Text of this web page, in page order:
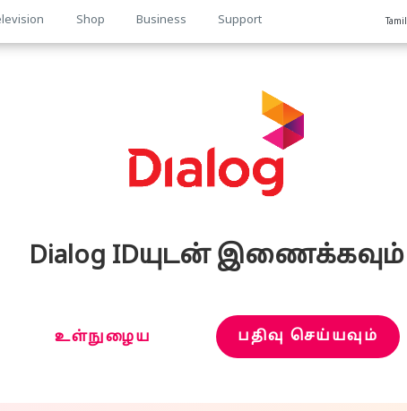
Shop Business Support Tamil
Dialog IDயுடன் இணைக்கவும்
உள்நுழைய பதிவு செய்யவும்